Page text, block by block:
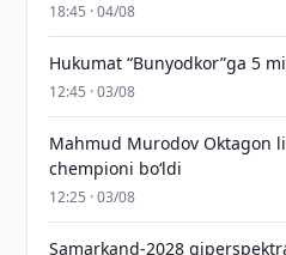
18:45 · 04/08
Hukumat “Bunyodkor”ga 5
12:45 · 03/08
Mahmud Murodov Oktagon
chempioni bo‘ldi
12:25 · 03/08
Samarkand-2028